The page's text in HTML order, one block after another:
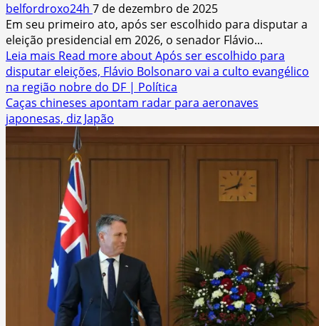
belfordroxo24h 7 de dezembro de 2025
Em seu primeiro ato, após ser escolhido para disputar a
eleição presidencial em 2026, o senador Flávio...
Leia mais Read more about Após ser escolhido para
disputar eleições, Flávio Bolsonaro vai a culto evangélico
na região nobre do DF | Política
Caças chineses apontam radar para aeronaves
japonesas, diz Japão